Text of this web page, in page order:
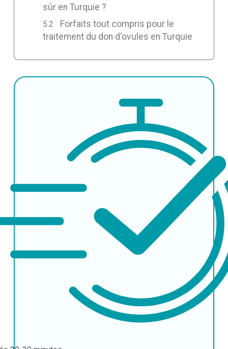
sûr en Turquie ?
Forfaits tout compris pour le
traitement du don d'ovules en Turquie